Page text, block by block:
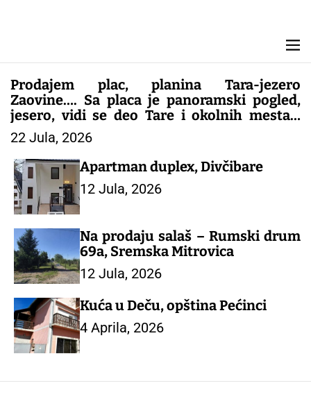
M
e
n
u
Prodajem plac, planina Tara-jezero
Zaovine…. Sa placa je panoramski pogled,
jesero, vidi se deo Tare i okolnih mesta…
Plac je gradjevinsko zemljište, papiri sve
1/1..kontakt 0616062909 Slike i još opisa
Viber
22 Jula, 2026
Apartman duplex, Divčibare
12 Jula, 2026
Na prodaju salaš – Rumski drum
69a, Sremska Mitrovica
12 Jula, 2026
Kuća u Deču, opština Pećinci
4 Aprila, 2026